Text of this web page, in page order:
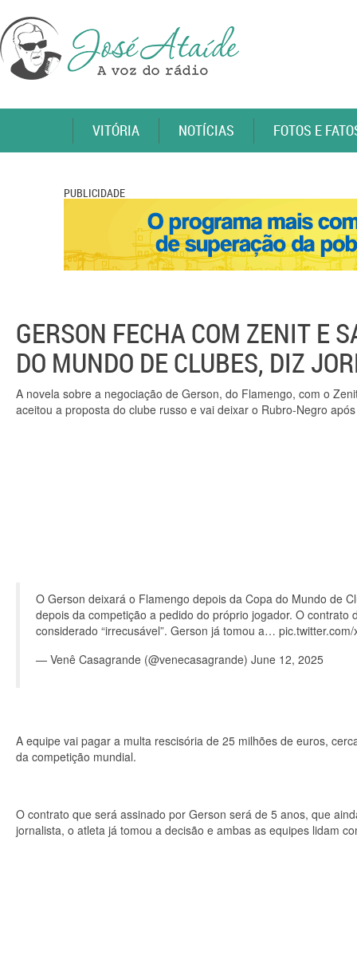
VITÓRIA NOTÍCIAS FOTOS E
PUBLICIDADE
GERSON FECHA COM ZENIT E
DO MUNDO DE CLUBES, DIZ
A novela sobre a negociação de Gerson, do Flamengo, com o
aceitou a proposta do clube russo e vai deixar o Rubro-Negro
O Gerson deixará o Flamengo depois da Copa do Mundo de
depois da competição a pedido do próprio jogador. O
considerado “irrecusável”. Gerson já tomou a…
— Venê Casagrande (@venecasagrande) June 12, 2025
A equipe vai pagar a multa rescisória de 25 milhões de euros,
da competição mundial.
O contrato que será assinado por Gerson será de 5 anos, que
jornalista, o atleta já tomou a decisão e ambas as equipes lidam